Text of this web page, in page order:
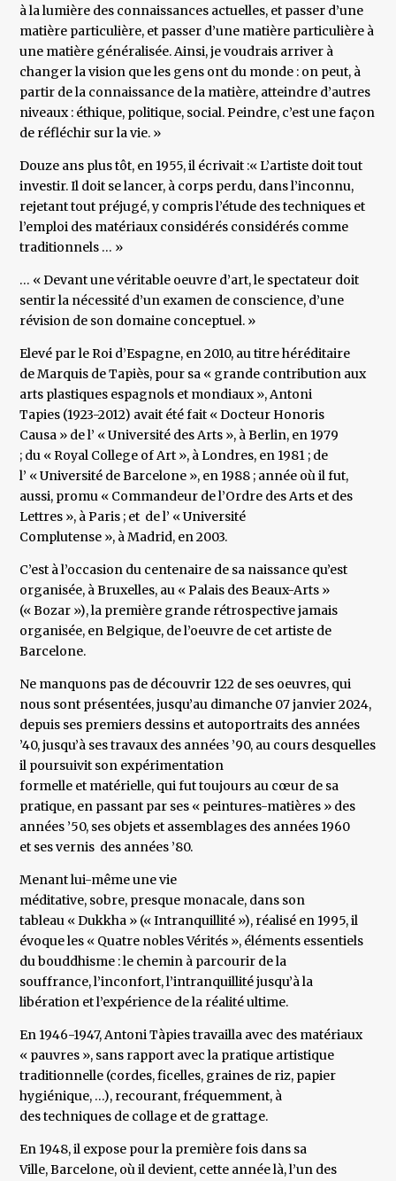
à la lumière des connaissances actuelles, et passer d’une
matière particulière, et passer d’une matière particulière à
une matière généralisée. Ainsi, je voudrais arriver à
changer la vision que les gens ont du monde : on peut, à
partir de la connaissance de la matière, atteindre d’autres
niveaux : éthique, politique, social. Peindre, c’est une façon
de réfléchir sur la vie. »
Douze ans plus tôt, en 1955, il écrivait :« L’artiste doit tout
investir. Il doit se lancer, à corps perdu, dans l’inconnu,
rejetant tout préjugé, y compris l’étude des techniques et
l’emploi des matériaux considérés considérés comme
traditionnels … »
… « Devant une véritable oeuvre d’art, le spectateur doit
sentir la nécessité d’un examen de conscience, d’une
révision de son domaine conceptuel. »
Elevé par le Roi d’Espagne, en 2010, au titre héréditaire
de Marquis de Tapiès, pour sa « grande contribution aux
arts plastiques espagnols et mondiaux », Antoni
Tapies (1923-2012) avait été fait « Docteur Honoris
Causa » de l’ « Université des Arts », à Berlin, en 1979
; du « Royal College of Art », à Londres, en 1981 ; de
l’ « Université de Barcelone », en 1988 ; année où il fut,
aussi, promu « Commandeur de l’Ordre des Arts et des
Lettres », à Paris ; et de l’ « Université
Complutense », à Madrid, en 2003.
C’est à l’occasion du centenaire de sa naissance qu’est
organisée, à Bruxelles, au « Palais des Beaux-Arts »
(« Bozar »), la première grande rétrospective jamais
organisée, en Belgique, de l’oeuvre de cet artiste de
Barcelone.
Ne manquons pas de découvrir 122 de ses oeuvres, qui
nous sont présentées, jusqu’au dimanche 07 janvier 2024,
depuis ses premiers dessins et autoportraits des années
’40, jusqu’à ses travaux des années ’90, au cours desquelles
il poursuivit son expérimentation
formelle et matérielle, qui fut toujours au cœur de sa
pratique, en passant par ses « peintures-matières » des
années ’50, ses objets et assemblages des années 1960
et ses vernis des années ’80.
Menant lui-même une vie
méditative, sobre, presque monacale, dans son
tableau « Dukkha » (« Intranquillité »), réalisé en 1995, il
évoque les « Quatre nobles Vérités », éléments essentiels
du bouddhisme : le chemin à parcourir de la
souffrance, l’inconfort, l’intranquillité jusqu’à la
libération et l’expérience de la réalité ultime.
En 1946-1947, Antoni Tàpies travailla avec des matériaux
« pauvres », sans rapport avec la pratique artistique
traditionnelle (cordes, ficelles, graines de riz, papier
hygiénique, …), recourant, fréquemment, à
des techniques de collage et de grattage.
En 1948, il expose pour la première fois dans sa
Ville, Barcelone, où il devient, cette année là, l’un des